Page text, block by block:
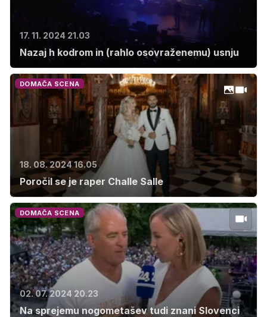
17. 11. 2024 21.03
Nazaj h kodrom in (rahlo osovraženemu) usnju
DOMAČA SCENA
18. 08. 2024 16.05
Poročil se je raper Challe Salle
DOMAČA SCENA
02. 07. 2024 20.23
Na sprejemu nogometašev tudi znani Slovenci